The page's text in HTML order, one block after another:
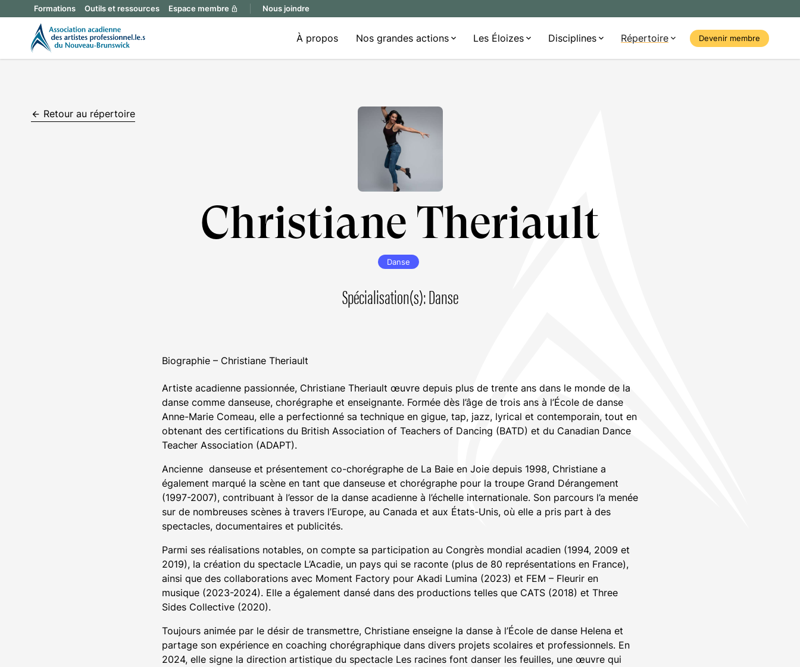
Formations Outils et ressources Espace membre lock Nous joindre
À propos Nos grandes actions Les Éloizes Disciplines Répertoire Devenir membre
arrow_backward
Retour au répertoire
Christiane Theriault
Danse
Spécialisation(s): Danse
Biographie – Christiane Theriault
Artiste acadienne passionnée, Christiane Theriault œuvre depuis plus de trente ans dans le monde de la
danse comme danseuse, chorégraphe et enseignante. Formée dès l’âge de trois ans à l’École de danse
Anne-Marie Comeau, elle a perfectionné sa technique en gigue, tap, jazz, lyrical et contemporain, tout en
obtenant des certifications du British Association of Teachers of Dancing (BATD) et du Canadian Dance
Teacher Association (ADAPT).
Ancienne danseuse et présentement co-chorégraphe de La Baie en Joie depuis 1998, Christiane a
également marqué la scène en tant que danseuse et chorégraphe pour la troupe Grand Dérangement
(1997-2007), contribuant à l’essor de la danse acadienne à l’échelle internationale. Son parcours l’a menée
sur de nombreuses scènes à travers l’Europe, au Canada et aux États-Unis, où elle a pris part à des
spectacles, documentaires et publicités.
Parmi ses réalisations notables, on compte sa participation au Congrès mondial acadien (1994, 2009 et
2019), la création du spectacle L’Acadie, un pays qui se raconte (plus de 80 représentations en France),
ainsi que des collaborations avec Moment Factory pour Akadi Lumina (2023) et FEM – Fleurir en
musique (2023-2024). Elle a également dansé dans des productions telles que CATS (2018) et Three
Sides Collective (2020).
Toujours animée par le désir de transmettre, Christiane enseigne la danse à l’École de danse Helena et
partage son expérience en coaching chorégraphique dans divers projets scolaires et professionnels. En
2024, elle signe la direction artistique du spectacle Les racines font danser les feuilles, une œuvre qui